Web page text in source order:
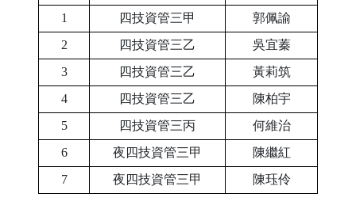
1
四技資管三甲
郭佩諭
2
四技資管三乙
吳宜蓁
3
四技資管三乙
黃莉筑
4
四技資管三乙
陳柏宇
5
四技資管三丙
何維治
6
夜四技資管三甲
陳繼紅
7
夜四技資管三甲 陳珏伶